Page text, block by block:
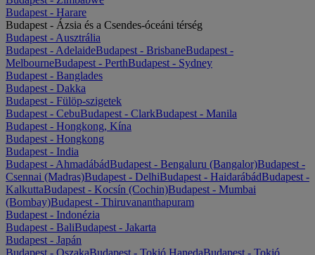
Budapest - Harare
Budapest - Ázsia és a Csendes-óceáni térség
Budapest - Ausztrália
Budapest - AdelaideBudapest - BrisbaneBudapest -
MelbourneBudapest - PerthBudapest - Sydney
Budapest - Banglades
Budapest - Dakka
Budapest - Fülöp-szigetek
Budapest - CebuBudapest - ClarkBudapest - Manila
Budapest - Hongkong, Kína
Budapest - Hongkong
Budapest - India
Budapest - AhmadábádBudapest - Bengaluru (Bangalor)Budapest -
Csennai (Madras)Budapest - DelhiBudapest - HaidarábádBudapest -
KalkuttaBudapest - Kocsín (Cochin)Budapest - Mumbai
(Bombay)Budapest - Thiruvananthapuram
Budapest - Indonézia
Budapest - BaliBudapest - Jakarta
Budapest - Japán
Budapest - OszakaBudapest - Tokió HanedaBudapest - Tokió